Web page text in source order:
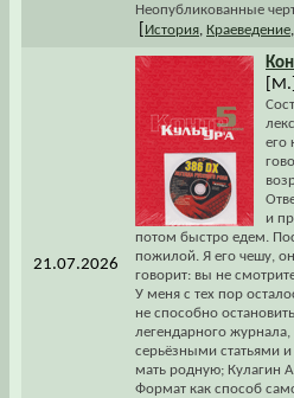
Неопубликованные
История Краеведение
21.07.2026
его
и
потом быстро едем.
пожилой. Я его чешу,
говорит: вы не
У меня с тех пор
не способно
легендарного
серьёзными статьями
мать родную; Кулагин
Формат как способ